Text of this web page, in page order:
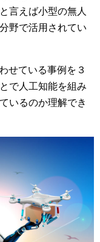
言えば小型の無人
野で活用されてい
せている事例を３
で人工知能を組み
いるのか理解でき